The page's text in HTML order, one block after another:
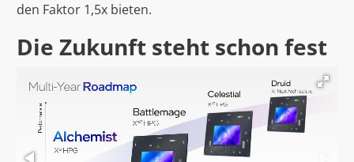
den Faktor 1,5x bieten.
Die Zukunft steht schon fest